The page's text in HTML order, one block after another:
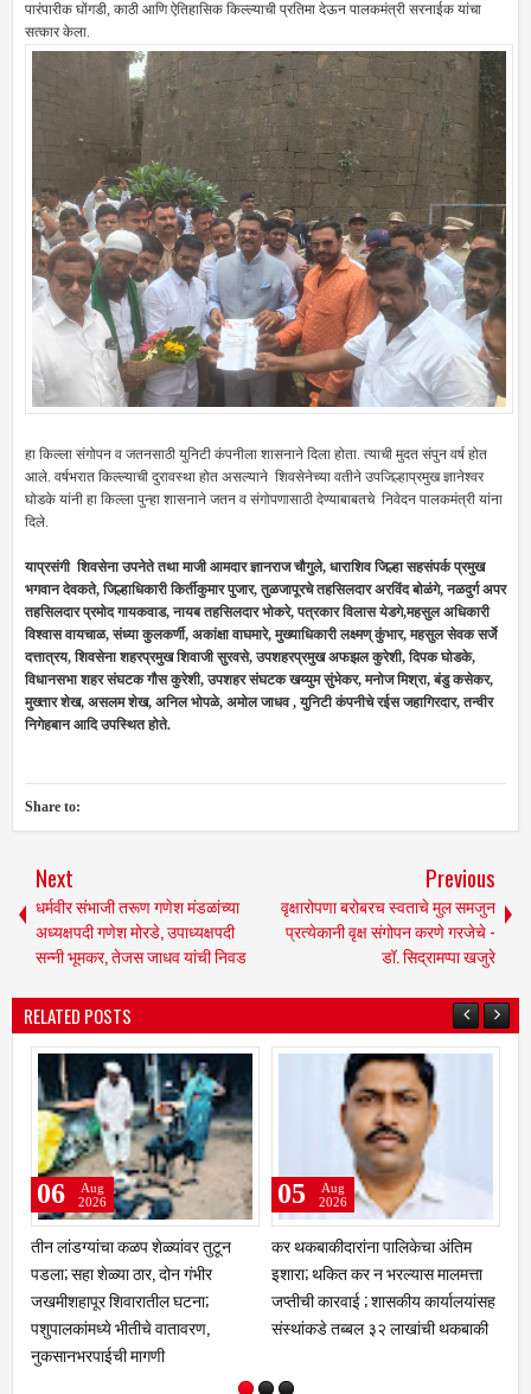
पारंपारीक घोंगडी, काठी आणि ऐतिहासिक किल्ल्याची प्रतिमा देऊन पालकमंत्री सरनाईक यांचा
सत्कार केला.
हा किल्ला संगोपन व जतनसाठी युनिटी कंपनीला शासनाने दिला होता. त्याची मुदत संपुन वर्ष होत
आले. वर्षभरात किल्ल्याची दुरावस्था होत असल्याने शिवसेनेच्या वतीने उपजिल्हाप्रमुख ज्ञानेश्वर
घोडके यांनी हा किल्ला पुन्हा शासनाने जतन व संगोपणासाठी देण्याबाबतचे निवेदन पालकमंत्री यांना
दिले.
याप्रसंगी शिवसेना उपनेते तथा माजी आमदार ज्ञानराज चौगुले, धाराशिव जिल्हा सहसंपर्क प्रमुख
भगवान देवकते, जिल्हाधिकारी किर्तीकुमार पुजार, तुळजापूरचे तहसिलदार अरविंद बोळंगे, नळदुर्ग अपर
तहसिलदार प्रमोद गायकवाड, नायब तहसिलदार भोकरे, पत्रकार विलास येडगे,महसुल अधिकारी
विश्वास वायचाळ, संध्या कुलकर्णी, अकांक्षा वाघमारे, मुख्याधिकारी लक्ष्मण् कुंभार, महसुल सेवक सर्जे
दत्तात्रय, शिवसेना शहरप्रमुख शिवाजी सुरवसे, उपशहरप्रमुख अफझल कुरेशी, दिपक घोडके,
विधानसभा शहर संघटक गौस कुरेशी, उपशहर संघटक खय्युम सुंभेकर, मनोज मिश्रा, बंडु कसेकर,
मुख्तार शेख, असलम शेख, अनिल भोपळे, अमोल जाधव , युनिटी कंपनीचे रईस जहागिरदार, तन्वीर
निगेहबान आदि उपस्थित होते.
Share to:
Next
धर्मवीर संभाजी तरूण गणेश मंडळांच्या
अध्यक्षपदी गणेश मोरडे, उपाध्यक्षपदी
सन्नी भूमकर, तेजस जाधव यांची निवड
Previous
वृक्षारोपणा बरोबरच स्वताचे मुल समजुन
प्रत्येकानी वृक्ष संगोपन करणे गरजेचे -
डॉ. सिद्रामप्पा खजुरे
RELATED POSTS
क्रीडा क्षेत्रात नळदुर्गची मान उंचावली;
विद्यापीठाकडून नऊ गुणवंत खेळाडू,
प्रशिक्षक व व्यवस्थापकांचा होणार गौरव
03
Aug
2026
चांगली ट्रॅव्हल्स बस देतो' म्हणत १७
लाखांचा गंडा; तुळजापूर तालुक्यातील
दाम्पत्याची आर्थिक फसवणूक; परळीच्या
आरोपीविरुद्ध नळदुर्ग पोलिसांत गुन्हा
02
Aug
2026